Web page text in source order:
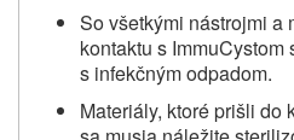
So všetkými nástrojmi a
kontaktu s
s infekčným odpadom.
Materiály, ktoré prišli do